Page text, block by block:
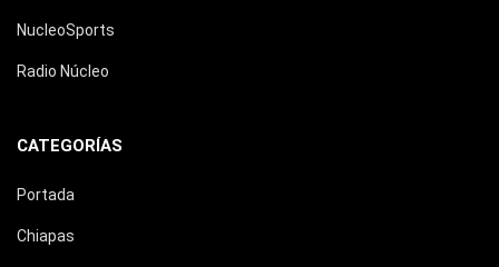
NucleoSports
Radio Núcleo
CATEGORÍAS
Portada
Chiapas